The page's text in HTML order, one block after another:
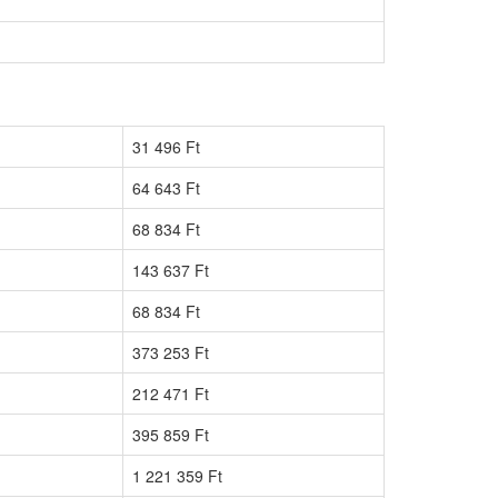
31 496 Ft
64 643 Ft
68 834 Ft
143 637 Ft
68 834 Ft
373 253 Ft
212 471 Ft
395 859 Ft
1 221 359 Ft